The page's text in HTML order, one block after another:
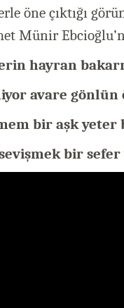
öne çıktığı
Münir
hayran
avare gönlün
bir aşk
bir